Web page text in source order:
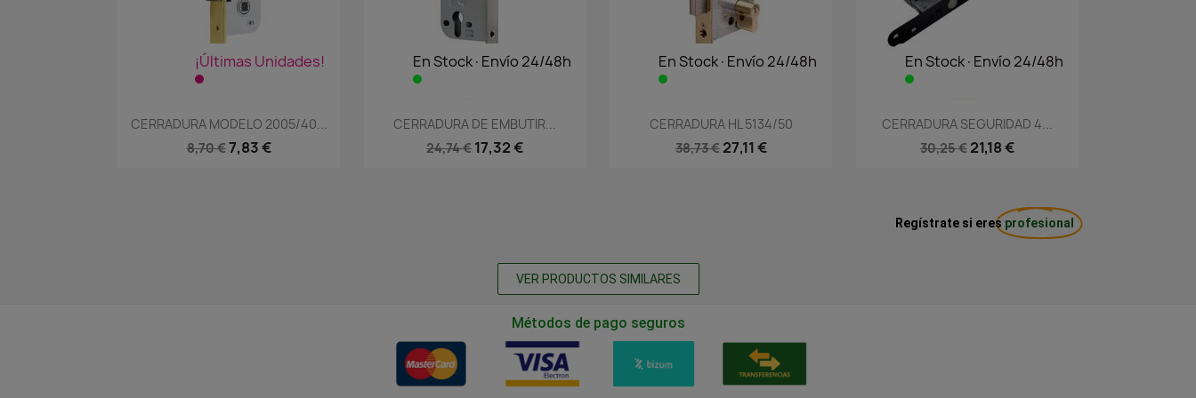
¡Últimas Unidades!
Vista rápida
CERRADURA MODELO 2005/40...
8,70 €7,83 €
En Stock·Envío 24/48h
Vista rápida
CERRADURA DE EMBUTIR...
24,74 € 17,32 €
En Stock·Envío 24/48h
Vista rápida
CERRADURA HL 5134/50
38,73 € 27,11 €
En Stock·Envío 24/48h
 Vista rápida
CERRADURA SEGURIDAD 4...
30,25 € 21,18 €
Regístrate si eres profesional
VER PRODUCTOS SIMILARES
Métodos de pago seguros